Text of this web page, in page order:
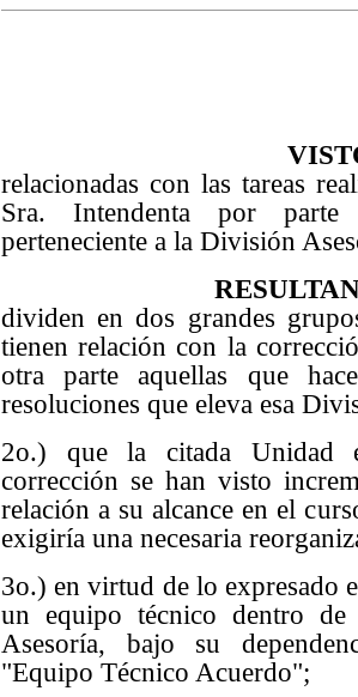
relacionadas con las tareas
Sra. Intendenta por
perteneciente a la División
dividen en dos grandes
tienen relación con la
otra parte aquellas que
resoluciones que eleva esa
2o.) que la citada Unidad
corrección se han visto
relación a su alcance en el
exigiría una necesaria
3o.) en virtud de lo expresado
un equipo técnico dentro
Asesoría, bajo su
"Equipo Técnico Acuerdo";